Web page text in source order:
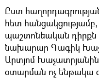
Ըստ
հետ
պաշտոնեական դիրքն
նախարար Գագիկ
Արտյոմ
օտարման ոչ ենթակա